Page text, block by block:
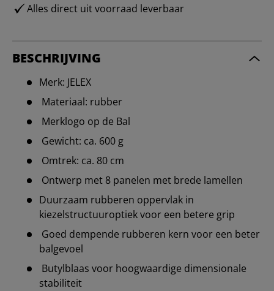
Alles direct uit voorraad leverbaar
BESCHRIJVING
Merk: JELEX
Materiaal: rubber
Merklogo op de Bal
Gewicht: ca. 600 g
Omtrek: ca. 80 cm
Ontwerp met 8 panelen met brede lamellen
Duurzaam rubberen oppervlak in
kiezelstructuuroptiek voor een betere grip
Goed dempende rubberen kern voor een beter
balgevoel
Butylblaas voor hoogwaardige dimensionale
stabiliteit